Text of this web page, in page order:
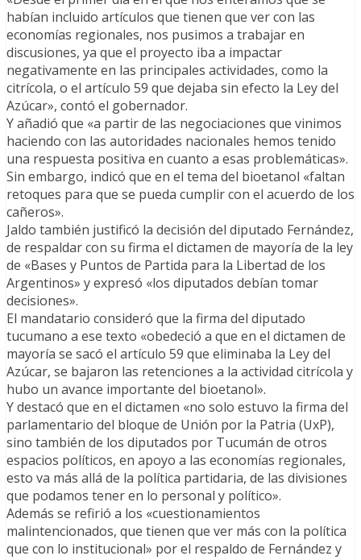
habían incluido artículos que tienen que ver con las
economías regionales, nos pusimos a trabajar en
discusiones, ya que el proyecto iba a impactar
negativamente en las principales actividades, como la
citrícola, o el artículo 59 que dejaba sin efecto la Ley del
Azúcar», contó el gobernador.
Y añadió que «a partir de las negociaciones que vinimos
haciendo con las autoridades nacionales hemos tenido
una respuesta positiva en cuanto a esas problemáticas».
Sin embargo, indicó que en el tema del bioetanol «faltan
retoques para que se pueda cumplir con el acuerdo de los
cañeros».
Jaldo también justificó la decisión del diputado Fernández,
de respaldar con su firma el dictamen de mayoría de la ley
de «Bases y Puntos de Partida para la Libertad de los
Argentinos» y expresó «los diputados debían tomar
decisiones».
El mandatario consideró que la firma del diputado
tucumano a ese texto «obedeció a que en el dictamen de
mayoría se sacó el artículo 59 que eliminaba la Ley del
Azúcar, se bajaron las retenciones a la actividad citrícola y
hubo un avance importante del bioetanol».
Y destacó que en el dictamen «no solo estuvo la firma del
parlamentario del bloque de Unión por la Patria (UxP),
sino también de los diputados por Tucumán de otros
espacios políticos, en apoyo a las economías regionales,
esto va más allá de la política partidaria, de las divisiones
que podamos tener en lo personal y político».
Además se refirió a los «cuestionamientos
malintencionados, que tienen que ver más con la política
que con lo institucional» por el respaldo de Fernández y